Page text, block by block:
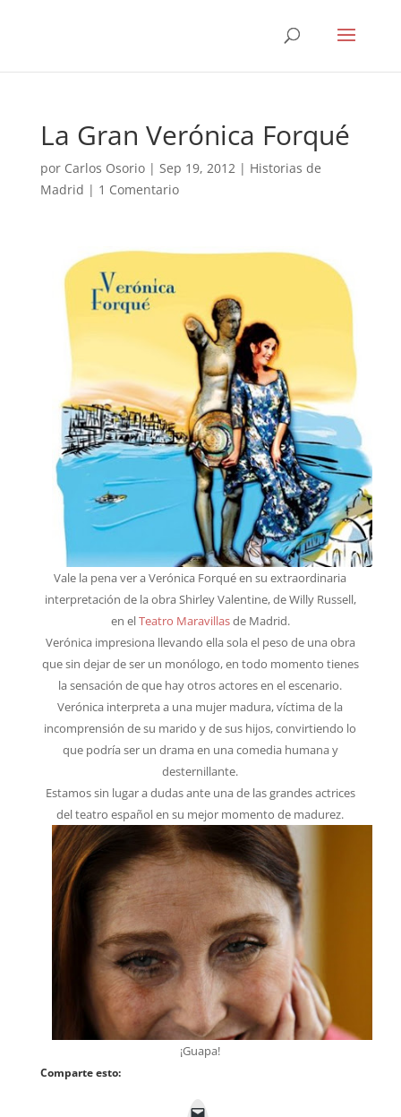
La Gran Verónica Forqué
por Carlos Osorio| Sep 19, 2012| Historias de
Madrid | 1 Comentario
Vale la pena ver a Verónica Forqué en su extraordinaria
interpretación de la obra Shirley Valentine, de Willy Russell,
en elTeatro Maravillasde Madrid.
Verónica impresiona llevando ella sola el peso de una obra
que sin dejar de ser un monólogo, en todo momento tienes
la sensación de que hay otros actores en el escenario.
Verónica interpreta a una mujer madura, víctima de la
incomprensión de su marido y de sus hijos, convirtiendo lo
que podría ser un drama en una comedia humana y
desternillante.
Estamos sin lugar a dudas ante una de las grandes actrices
del teatro español en su mejor momento de madurez.
¡Guapa!
Comparte esto: